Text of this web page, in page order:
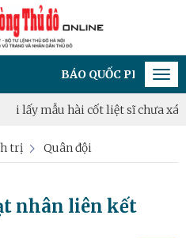
PHÒNG THỦ ĐÔ - CƠ
liệt sĩ chưa xác định thông tin
trị Quân đội
nhân liên kết